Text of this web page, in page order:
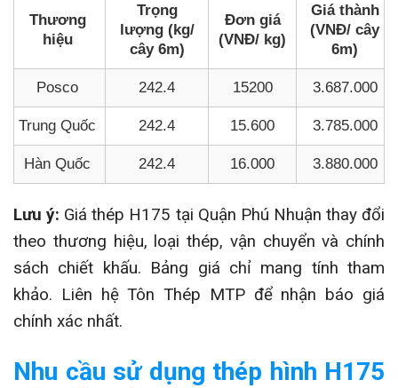
Thương
hiệu
Trọng
lượng (kg/
cây 6m)
Đơn giá
(VNĐ/ kg)
Giá thành
(VNĐ/ cây
6m)
Posco 242.4 15200 3.687.000
Trung Quốc 242.4 15.600 3.785.000
Hàn Quốc 242.4 16.000 3.880.000
Lưu ý: Giá thép H175 tại Quận Phú Nhuận thay đổi
theo thương hiệu, loại thép, vận chuyển và chính
sách chiết khấu. Bảng giá chỉ mang tính tham
khảo. Liên hệ Tôn Thép MTP để nhận báo giá
chính xác nhất.
Nhu cầu sử dụng thép hình H175